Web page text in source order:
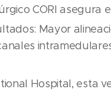
CORI asegura
Mayor
Hospital, esta